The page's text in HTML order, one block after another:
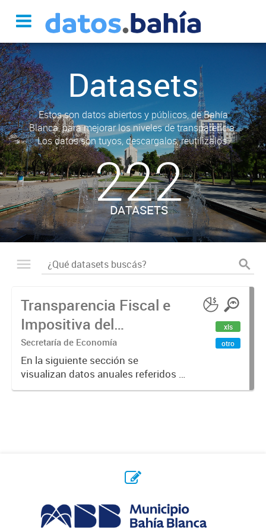
Datasets
Estos son datos abiertos y públicos, de Bahía
Blanca, para mejorar los niveles de transparencia.
Los datos son tuyos, descargalos, reutilizalos.
222
DATASETS
Transparencia Fiscal e
Impositiva del
Municipio. Año 2023
Secretaría de Economía
En la siguiente sección se
visualizan datos anuales referidos a
la transparencia fiscal e impositiva
xls
otro